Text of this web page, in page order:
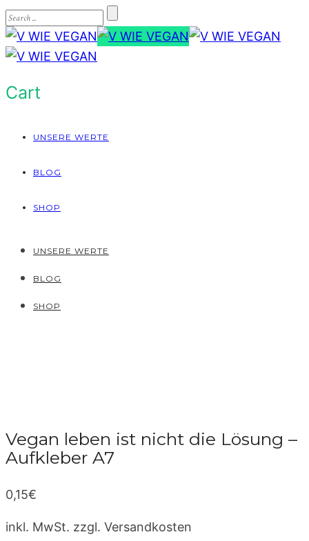
Cart
UNSERE WERTE
BLOG
SHOP
UNSERE WERTE
BLOG
SHOP
Vegan leben ist nicht die Lösung –
Aufkleber A7
0,15€
inkl. MwSt. zzgl. Versandkosten